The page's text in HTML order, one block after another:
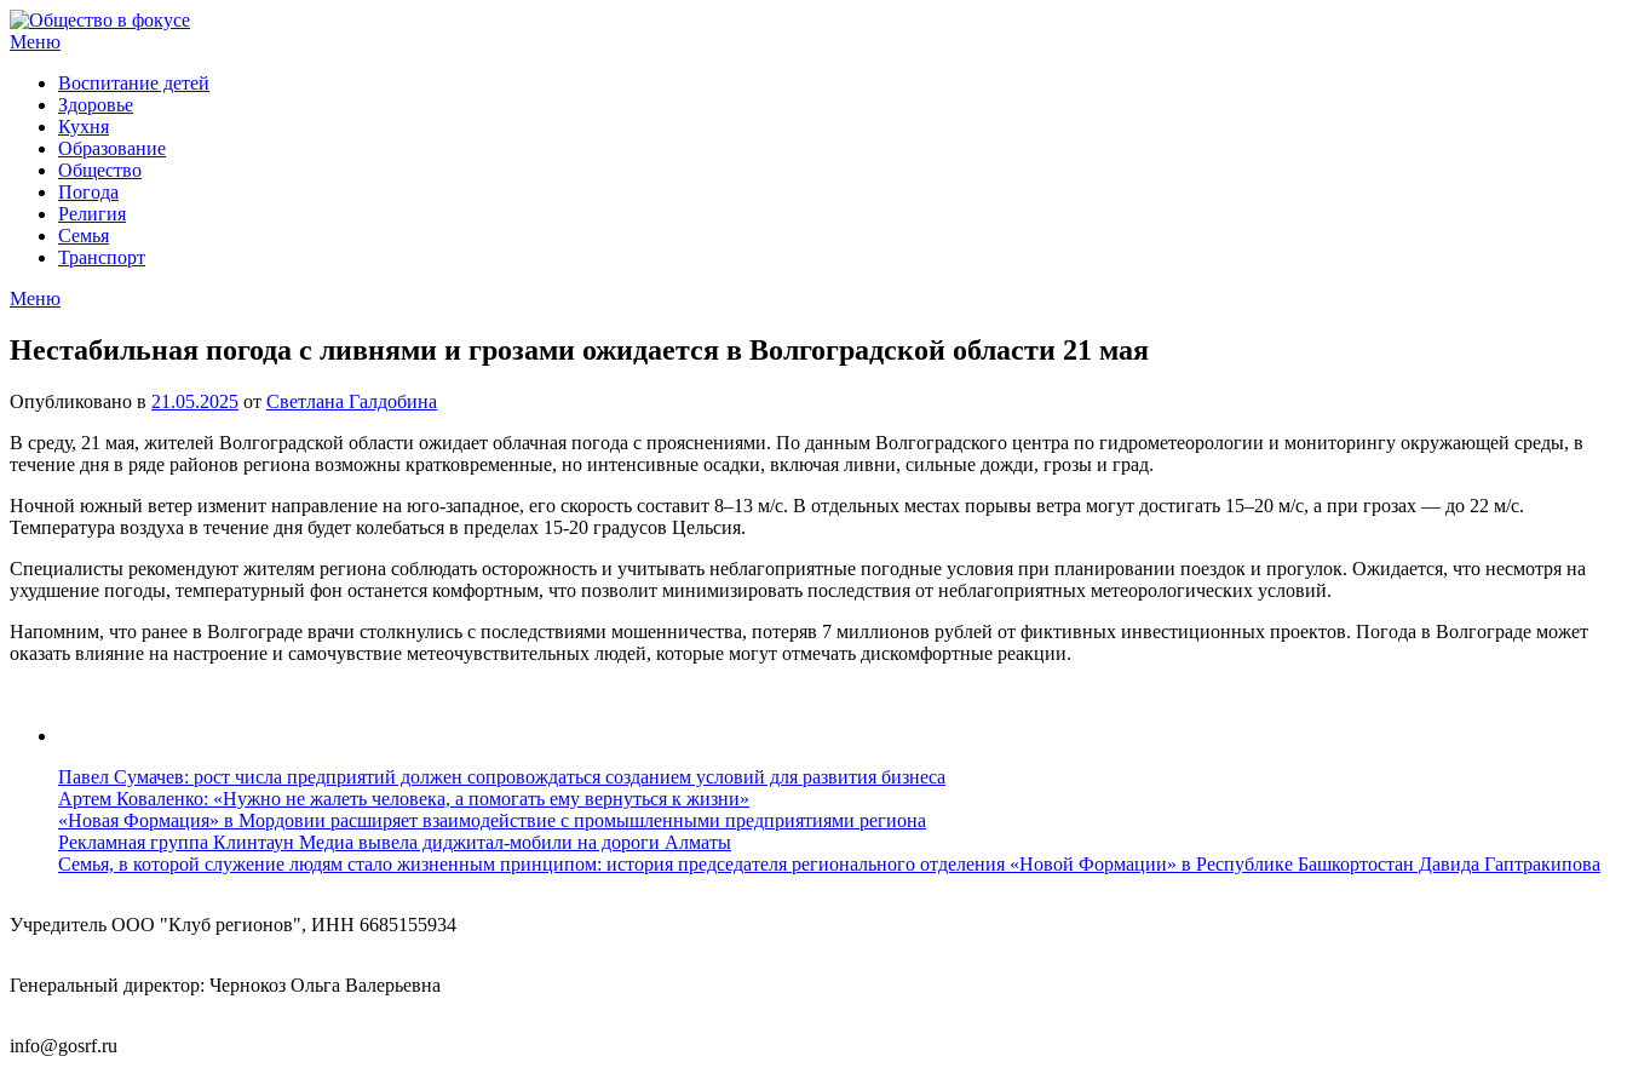
Перейти
к
Меню
Воспитание детей
Здоровье
Кухня
Образование
Общество
Погода
Религия
Семья
Транспорт
Меню
Нестабильная погода с ливнями и грозами ожидается в Волгоградской области 21 мая
Опубликовано в 21.05.2025 от Светлана Галдобина
В среду, 21 мая, жителей Волгоградской области ожидает облачная погода с прояснениями. По данным Волгоградского центра по гидрометеорологии и мониторингу окружающей среды, в
течение дня в ряде районов региона возможны кратковременные, но интенсивные осадки, включая ливни, сильные дожди, грозы и град.
Ночной южный ветер изменит направление на юго-западное, его скорость составит 8–13 м/с. В отдельных местах порывы ветра могут достигать 15–20 м/с, а при грозах — до 22 м/с.
Температура воздуха в течение дня будет колебаться в пределах 15-20 градусов Цельсия.
Специалисты рекомендуют жителям региона соблюдать осторожность и учитывать неблагоприятные погодные условия при планировании поездок и прогулок. Ожидается, что несмотря на
ухудшение погоды, температурный фон останется комфортным, что позволит минимизировать последствия от неблагоприятных метеорологических условий.
Напомним, что ранее в Волгограде врачи столкнулись с последствиями мошенничества, потеряв 7 миллионов рублей от фиктивных инвестиционных проектов. Погода в Волгограде может
оказать влияние на настроение и самочувствие метеочувствительных людей, которые могут отмечать дискомфортные реакции.
Павел Сумачев: рост числа предприятий должен сопровождаться созданием условий для развития бизнеса
Артем Коваленко: «Нужно не жалеть человека, а помогать ему вернуться к жизни»
«Новая Формация» в Мордовии расширяет взаимодействие с промышленными предприятиями региона
Рекламная группа Клинтаун Медиа вывела диджитал-мобили на дороги Алматы
Семья, в которой служение людям стало жизненным принципом: история председателя регионального отделения «Новой Формации» в Республике Башкортостан Давида Гаптракипова
Учредитель ООО "Клуб регионов", ИНН 6685155934
Генеральный директор: Чернокоз Ольга Валерьевна
info@gosrf.ru